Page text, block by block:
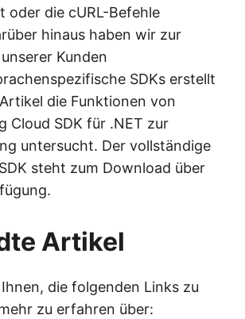
oder die cURL-Befehle
hinaus haben wir zur
Kunden
SDKs erstellt
die Funktionen von
Cloud SDK für .NET zur
untersucht. Der vollständige
steht zum Download über
Artikel
die folgenden Links zu
zu erfahren über: